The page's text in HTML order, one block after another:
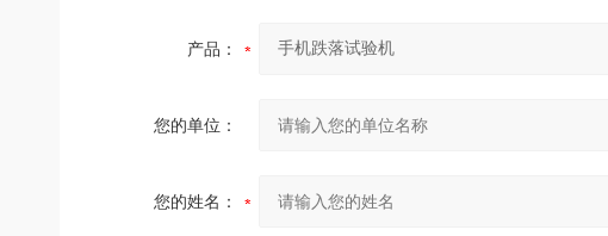
产品：
您的单位：
您的姓名：